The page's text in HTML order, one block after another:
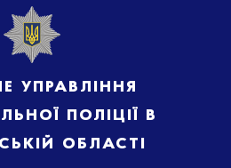
управління
поліції в
області